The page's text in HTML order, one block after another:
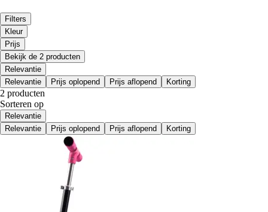
Filters
Kleur
Prijs
Bekijk de 2 producten
Relevantie
Relevantie
Prijs oplopend Prijs aflopend Korting
2 producten
Sorteren op
Relevantie
Relevantie
Prijs oplopend Prijs aflopend Korting